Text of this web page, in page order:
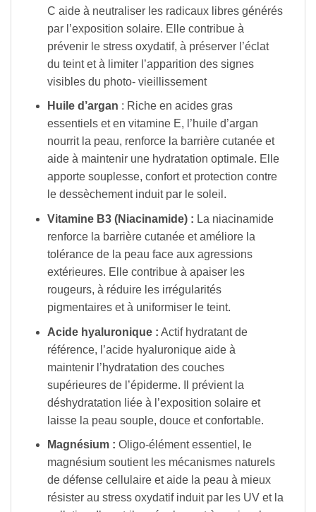
C aide à neutraliser les radicaux libres générés
par l’exposition solaire. Elle contribue à
prévenir le stress oxydatif, à préserver l’éclat
du teint et à limiter l’apparition des signes
visibles du photo- vieillissement
Huile d’argan : Riche en acides gras
essentiels et en vitamine E, l’huile d’argan
nourrit la peau, renforce la barrière cutanée et
aide à maintenir une hydratation optimale. Elle
apporte souplesse, confort et protection contre
le dessèchement induit par le soleil.
Vitamine B3 (Niacinamide) : La niacinamide
renforce la barrière cutanée et améliore la
tolérance de la peau face aux agressions
extérieures. Elle contribue à apaiser les
rougeurs, à réduire les irrégularités
pigmentaires et à uniformiser le teint.
Acide hyaluronique : Actif hydratant de
référence, l’acide hyaluronique aide à
maintenir l’hydratation des couches
supérieures de l’épiderme. Il prévient la
déshydratation liée à l’exposition solaire et
laisse la peau souple, douce et confortable.
Magnésium : Oligo-élément essentiel, le
magnésium soutient les mécanismes naturels
de défense cellulaire et aide la peau à mieux
résister au stress oxydatif induit par les UV et la